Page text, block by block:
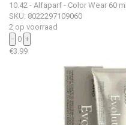
10.42 - Alfaparf - Color Wear 60 ml
SKU: 8022297109060
2 op voorraad
− 0 +
€3.99